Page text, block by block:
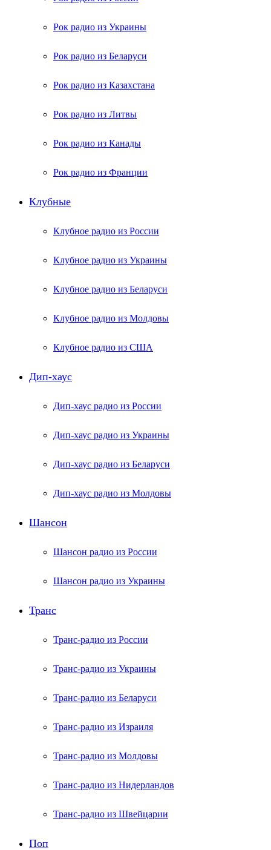
Рок радио из Украины
Рок радио из Беларуси
Рок радио из Казахстана
Рок радио из Литвы
Рок радио из Канады
Рок радио из Франции
Клубные
Клубное радио из России
Клубное радио из Украины
Клубное радио из Беларуси
Клубное радио из Молдовы
Клубное радио из США
Дип-хаус
Дип-хаус радио из России
Дип-хаус радио из Украины
Дип-хаус радио из Беларуси
Дип-хаус радио из Молдовы
Шансон
Шансон радио из России
Шансон радио из Украины
Транс
Транс-радио из России
Транс-радио из Украины
Транс-радио из Беларуси
Транс-радио из Израиля
Транс-радио из Молдовы
Транс-радио из Нидерландов
Транс-радио из Швейцарии
Поп